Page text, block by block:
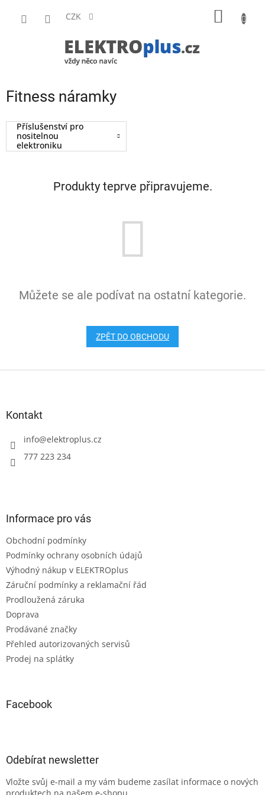
CZK
Fitness náramky
Příslušenství pro
nositelnou
elektroniku
Produkty teprve připravujeme.
Můžete se ale podívat na ostatní kategorie.
ZPĚT DO OBCHODU
Kontakt
info@elektroplus.cz
777 223 234
Informace pro vás
Obchodní podmínky
Podmínky ochrany osobních údajů
Výhodný nákup v ELEKTROplus
Záruční podmínky a reklamační řád
Prodloužená záruka
Doprava
Prodávané značky
Přehled autorizovaných servisů
Prodej na splátky
Facebook
Odebírat newsletter
Vložte svůj e-mail a my vám budeme zasílat informace o nových